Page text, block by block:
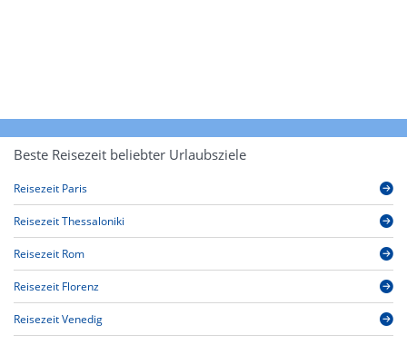
Beste Reisezeit beliebter Urlaubsziele
Reisezeit Paris
Reisezeit Thessaloniki
Reisezeit Rom
Reisezeit Florenz
Reisezeit Venedig